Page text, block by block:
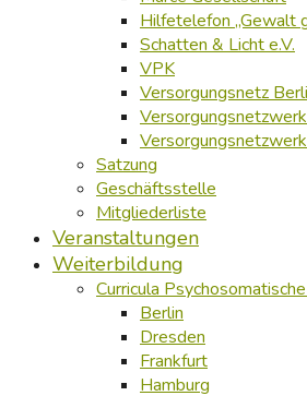
Hilfetelefon „Gewalt
Schatten & Licht e.V.
VPK
Versorgungsnetz
Satzung
Geschäftsstelle
Mitgliederliste
Veranstaltungen
Weiterbildung
Curricula
Berlin
Dresden
Frankfurt
Hamburg